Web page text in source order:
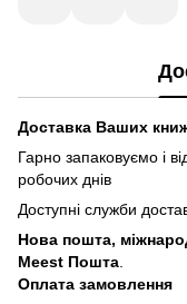
Доставка Ваших
Гарно запаковуємо і
робочих днів
Доступні служби
Нова пошта,
Meest Пошта
Оплата замовлення